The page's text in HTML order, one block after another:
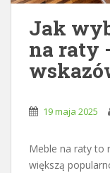
Jak
na raty
19 maja 2025
Meble na raty to
większą